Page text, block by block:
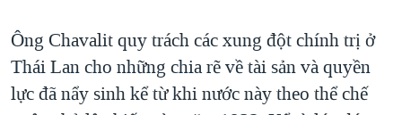
Ông Chavalit quy trách các xung đột chính trị ở
Thái Lan cho những chia rẽ về tài sản và quyền
lực đã nẩy sinh kể từ khi nước này theo thể chế